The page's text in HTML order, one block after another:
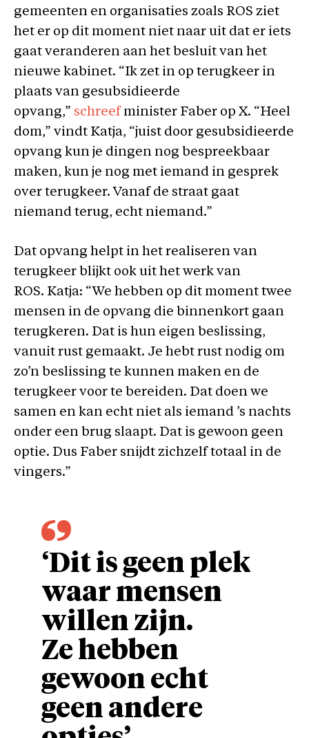
gemeenten en organisaties zoals ROS ziet
het er op dit moment niet naar uit dat er iets
gaat veranderen aan het besluit van het
nieuwe kabinet. “Ik zet in op terugkeer in
plaats van gesubsidieerde
opvang,” schreef minister Faber op X. “Heel
dom,” vindt Katja, “juist door gesubsidieerde
opvang kun je dingen nog bespreekbaar
maken, kun je nog met iemand in gesprek
over terugkeer. Vanaf de straat gaat
niemand terug, echt niemand.”
Dat opvang helpt in het realiseren van
terugkeer blijkt ook uit het werk van
ROS. Katja: “We hebben op dit moment twee
mensen in de opvang die binnenkort gaan
terugkeren. Dat is hun eigen beslissing,
vanuit rust gemaakt. Je hebt rust nodig om
zo’n beslissing te kunnen maken en de
terugkeer voor te bereiden. Dat doen we
samen en kan echt niet als iemand ’s nachts
onder een brug slaapt. Dat is gewoon geen
optie. Dus Faber snijdt zichzelf totaal in de
vingers.”
‘Dit is geen plek
waar mensen
willen zijn.
Ze hebben
gewoon echt
geen andere